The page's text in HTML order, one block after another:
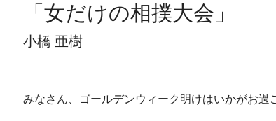
「女だけの相撲大会」
小橋 亜樹
みなさん、ゴールデンウィーク明けはいかがお過